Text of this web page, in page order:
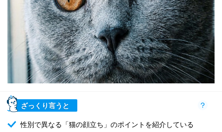
ざっくり言うと
性別で異なる「猫の顔立ち」のポイントを紹介している